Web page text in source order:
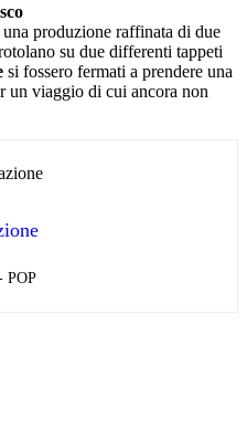
una produzione raffinata di due
su due differenti tappeti
si fossero fermati a prendere una
un viaggio di cui ancora non
POP